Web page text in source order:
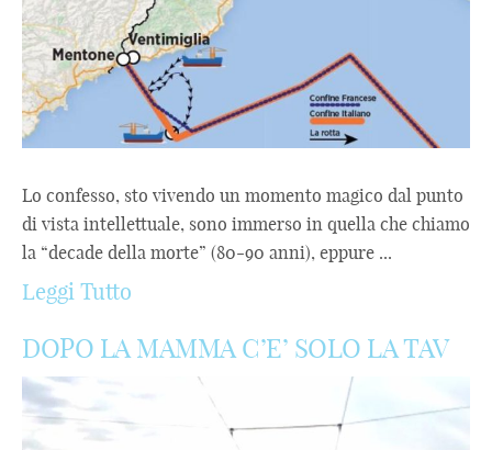
Lo confesso, sto vivendo un momento magico dal punto
di vista intellettuale, sono immerso in quella che chiamo
la “decade della morte” (80-90 anni), eppure ...
Leggi Tutto
DOPO LA MAMMA C’E’ SOLO LA TAV